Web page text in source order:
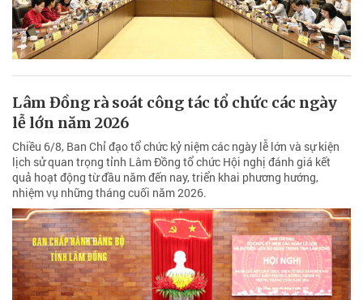
Lâm Đồng rà soát công tác tổ chức các ngày
lễ lớn năm 2026
Chiều 6/8, Ban Chỉ đạo tổ chức kỷ niệm các ngày lễ lớn và sự kiện
lịch sử quan trọng tỉnh Lâm Đồng tổ chức Hội nghị đánh giá kết
quả hoạt động từ đầu năm đến nay, triển khai phương hướng,
nhiệm vụ những tháng cuối năm 2026.